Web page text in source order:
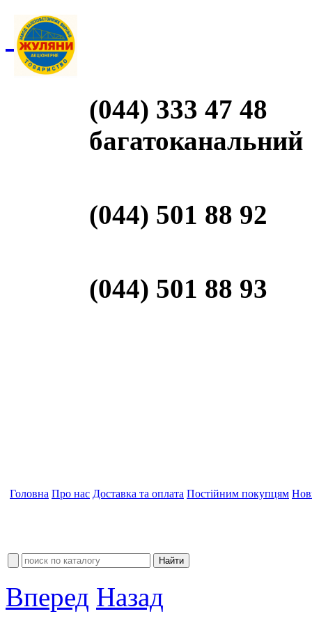
(044) 333 47 48
багатоканальний
(044) 501 88 92
(044) 501 88 93
Головна Про нас Доставка та оплата Постійним покупцям
Вперед Назад